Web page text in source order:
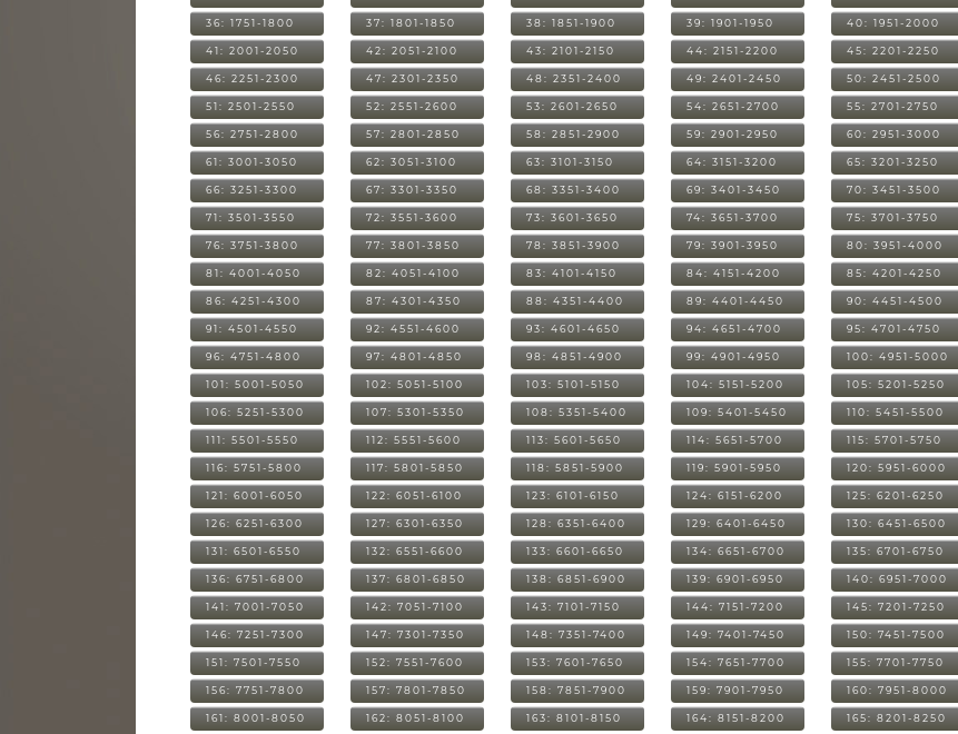
36: 1751-1800 37: 1801-1850 38: 1851-1900 39: 1901-1950 40: 1951-2000
41: 2001-2050 42: 2051-2100 43: 2101-2150 44: 2151-2200 45: 2201-2250
46: 2251-2300 47: 2301-2350 48: 2351-2400 49: 2401-2450 50: 2451-2500
51: 2501-2550 52: 2551-2600 53: 2601-2650 54: 2651-2700 55: 2701-2750
56: 2751-2800 57: 2801-2850 58: 2851-2900 59: 2901-2950 60: 2951-3000
61: 3001-3050 62: 3051-3100 63: 3101-3150 64: 3151-3200 65: 3201-3250
66: 3251-3300 67: 3301-3350 68: 3351-3400 69: 3401-3450 70: 3451-3500
71: 3501-3550 72: 3551-3600 73: 3601-3650 74: 3651-3700 75: 3701-3750
76: 3751-3800 77: 3801-3850 78: 3851-3900 79: 3901-3950 80: 3951-4000
81: 4001-4050 82: 4051-4100 83: 4101-4150 84: 4151-4200 85: 4201-4250
86: 4251-4300 87: 4301-4350 88: 4351-4400 89: 4401-4450 90: 4451-4500
91: 4501-4550 92: 4551-4600 93: 4601-4650 94: 4651-4700 95: 4701-4750
96: 4751-4800 97: 4801-4850 98: 4851-4900 99: 4901-4950 100: 4951-5000
101: 5001-5050 102: 5051-5100 103: 5101-5150 104: 5151-5200 105: 5201-5250
106: 5251-5300 107: 5301-5350 108: 5351-5400 109: 5401-5450 110: 5451-5500
111: 5501-5550 112: 5551-5600 113: 5601-5650 114: 5651-5700 115: 5701-5750
116: 5751-5800 117: 5801-5850 118: 5851-5900 119: 5901-5950 120: 5951-6000
121: 6001-6050 122: 6051-6100 123: 6101-6150 124: 6151-6200 125: 6201-6250
126: 6251-6300 127: 6301-6350 128: 6351-6400 129: 6401-6450 130: 6451-6500
131: 6501-6550 132: 6551-6600 133: 6601-6650 134: 6651-6700 135: 6701-6750
136: 6751-6800 137: 6801-6850 138: 6851-6900 139: 6901-6950 140: 6951-7000
141: 7001-7050 142: 7051-7100 143: 7101-7150 144: 7151-7200 145: 7201-7250
146: 7251-7300 147: 7301-7350 148: 7351-7400 149: 7401-7450 150: 7451-7500
151: 7501-7550 152: 7551-7600 153: 7601-7650 154: 7651-7700 155: 7701-7750
156: 7751-7800 157: 7801-7850 158: 7851-7900 159: 7901-7950 160: 7951-8000
161: 8001-8050 162: 8051-8100 163: 8101-8150 164: 8151-8200 165: 8201-8250